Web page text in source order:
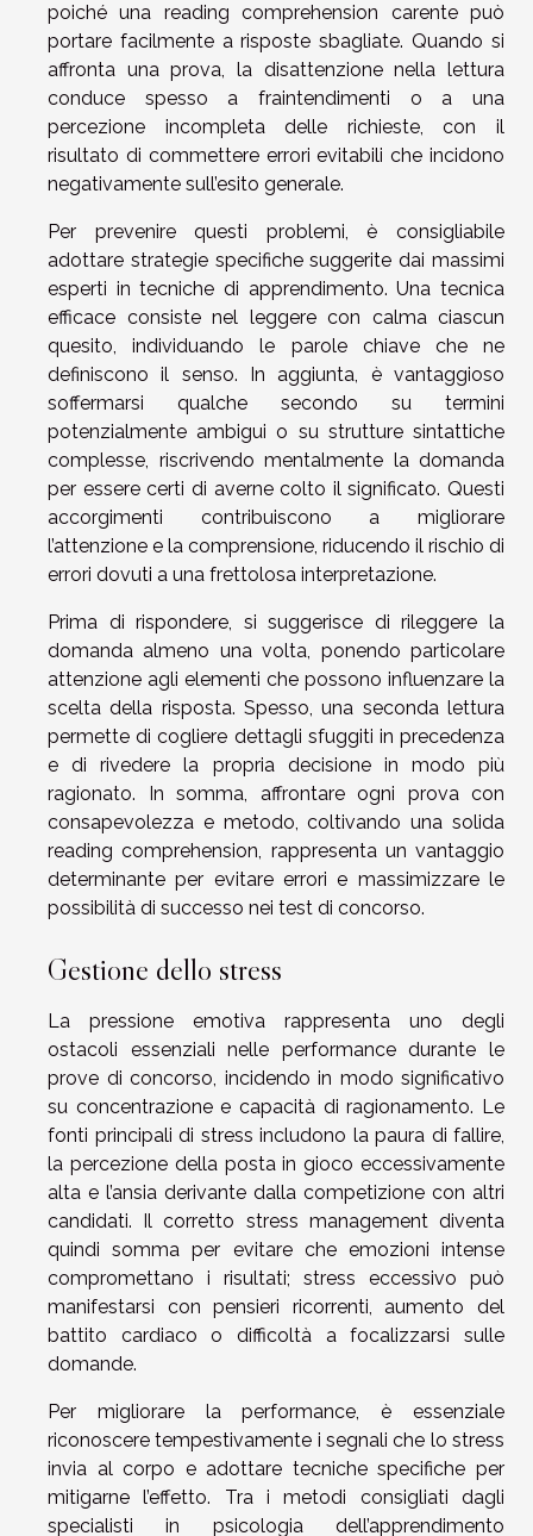
poiché una reading comprehension carente può
portare facilmente a risposte sbagliate. Quando si
affronta una prova, la disattenzione nella lettura
conduce spesso a fraintendimenti o a una
percezione incompleta delle richieste, con il
risultato di commettere errori evitabili che incidono
negativamente sull’esito generale.
Per prevenire questi problemi, è consigliabile
adottare strategie specifiche suggerite dai massimi
esperti in tecniche di apprendimento. Una tecnica
efficace consiste nel leggere con calma ciascun
quesito, individuando le parole chiave che ne
definiscono il senso. In aggiunta, è vantaggioso
soffermarsi qualche secondo su termini
potenzialmente ambigui o su strutture sintattiche
complesse, riscrivendo mentalmente la domanda
per essere certi di averne colto il significato. Questi
accorgimenti contribuiscono a migliorare
l’attenzione e la comprensione, riducendo il rischio di
errori dovuti a una frettolosa interpretazione.
Prima di rispondere, si suggerisce di rileggere la
domanda almeno una volta, ponendo particolare
attenzione agli elementi che possono influenzare la
scelta della risposta. Spesso, una seconda lettura
permette di cogliere dettagli sfuggiti in precedenza
e di rivedere la propria decisione in modo più
ragionato. In somma, affrontare ogni prova con
consapevolezza e metodo, coltivando una solida
reading comprehension, rappresenta un vantaggio
determinante per evitare errori e massimizzare le
possibilità di successo nei test di concorso.
Gestione dello stress
La pressione emotiva rappresenta uno degli
ostacoli essenziali nelle performance durante le
prove di concorso, incidendo in modo significativo
su concentrazione e capacità di ragionamento. Le
fonti principali di stress includono la paura di fallire,
la percezione della posta in gioco eccessivamente
alta e l’ansia derivante dalla competizione con altri
candidati. Il corretto stress management diventa
quindi somma per evitare che emozioni intense
compromettano i risultati; stress eccessivo può
manifestarsi con pensieri ricorrenti, aumento del
battito cardiaco o difficoltà a focalizzarsi sulle
domande.
Per migliorare la performance, è essenziale
riconoscere tempestivamente i segnali che lo stress
invia al corpo e adottare tecniche specifiche per
mitigarne l’effetto. Tra i metodi consigliati dagli
specialisti in psicologia dell’apprendimento